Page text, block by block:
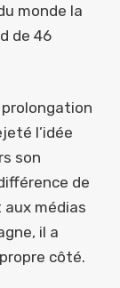
monde la
de 46
l’idée
son
de
aux médias
il a
côté.